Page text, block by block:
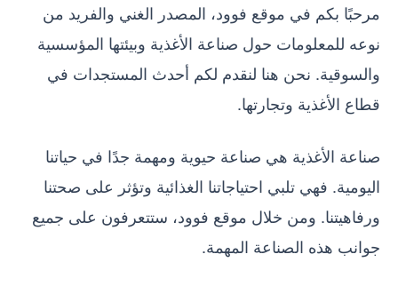
مرحبًا بكم في موقع فوود، المصدر الغني والفريد من
نوعه للمعلومات حول صناعة الأغذية وبيئتها المؤسسية
والسوقية. نحن هنا لنقدم لكم أحدث المستجدات في
قطاع الأغذية وتجارتها.
صناعة الأغذية هي صناعة حيوية ومهمة جدًا في حياتنا
اليومية. فهي تلبي احتياجاتنا الغذائية وتؤثر على صحتنا
ورفاهيتنا. ومن خلال موقع فوود، ستتعرفون على جميع
جوانب هذه الصناعة المهمة.